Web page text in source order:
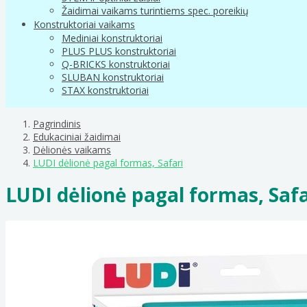
Žaidimai vaikams turintiems spec. poreikių
Konstruktoriai vaikams
Mediniai konstruktoriai
PLUS PLUS konstruktoriai
Q-BRICKS konstruktoriai
SLUBAN konstruktoriai
STAX konstruktoriai
Pagrindinis
Edukaciniai žaidimai
Dėlionės vaikams
LUDI dėlionė pagal formas, Safari
LUDI dėlionė pagal formas,